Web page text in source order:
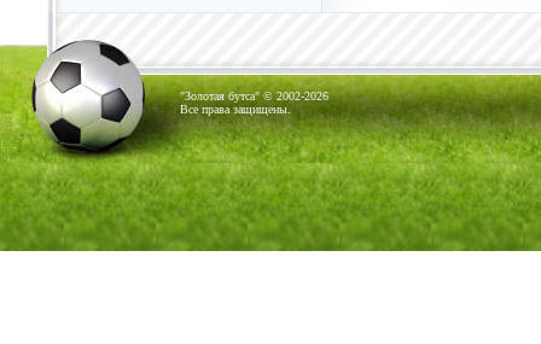
"Золотая бутса" © 2002-2026
Все права защищены.